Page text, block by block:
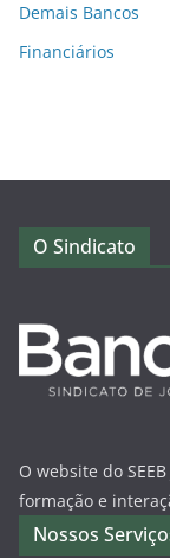
Demais Bancos
Financiários
O Sindicato
O website do
formação e
Nossos